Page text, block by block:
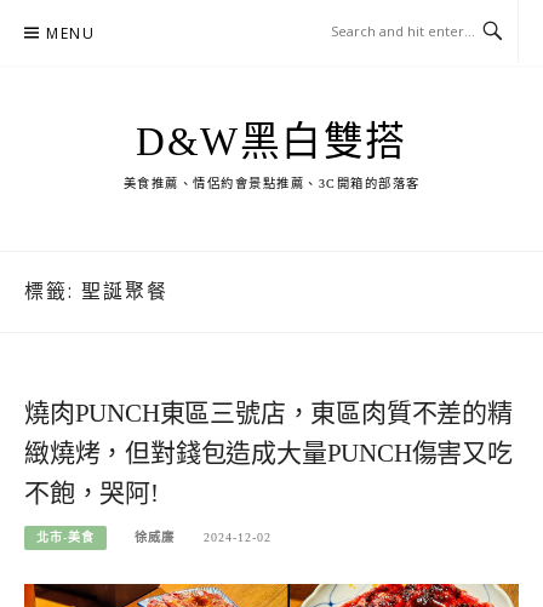
MENU
D&W黑白雙搭
美食推薦、情侶約會景點推薦、3C開箱的部落客
標籤: 聖誕聚餐
燒肉PUNCH東區三號店，東區肉質不差的精
緻燒烤，但對錢包造成大量PUNCH傷害又吃
不飽，哭阿!
北市-美食 徐威廉 2024-12-02